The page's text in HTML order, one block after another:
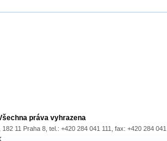
práva vyhrazena
11 Praha 8, tel.: +420 284 041 111, fax: +420 284